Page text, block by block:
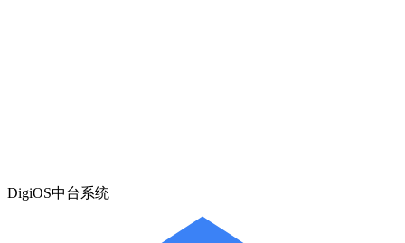
DigiOS中台系统